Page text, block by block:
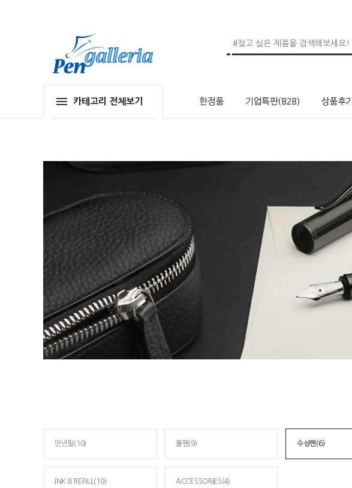
카테고리 전체보기 한정품 기업특판(B2B) 상품후기
만년필(10) 볼펜(9) 수성펜(6)
INK & REFILL(10) ACCESSORIES(4)